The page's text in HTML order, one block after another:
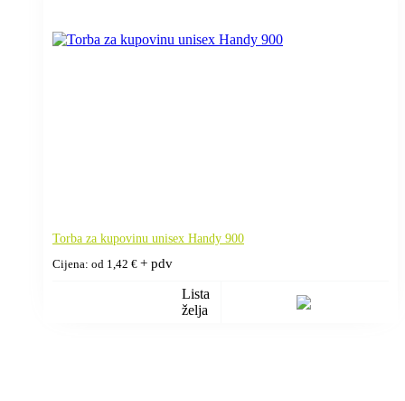
Torba za kupovinu unisex Handy 900
Cijena: od 1,42 € + pdv
Lista
želja